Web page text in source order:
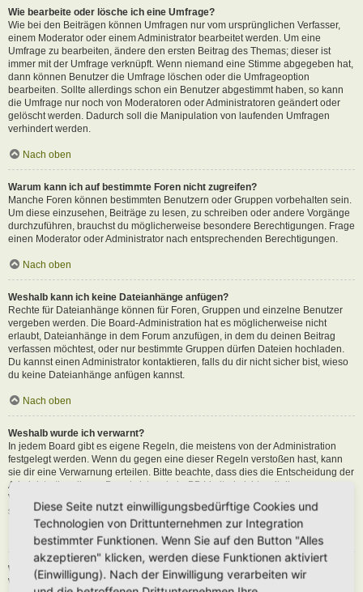
Wie bearbeite oder lösche ich eine Umfrage?
Wie bei den Beiträgen können Umfragen nur vom ursprünglichen Verfasser,
einem Moderator oder einem Administrator bearbeitet werden. Um eine
Umfrage zu bearbeiten, ändere den ersten Beitrag des Themas; dieser ist
immer mit der Umfrage verknüpft. Wenn niemand eine Stimme abgegeben hat,
dann können Benutzer die Umfrage löschen oder die Umfrageoption
bearbeiten. Sollte allerdings schon ein Benutzer abgestimmt haben, so kann
die Umfrage nur noch von Moderatoren oder Administratoren geändert oder
gelöscht werden. Dadurch soll die Manipulation von laufenden Umfragen
verhindert werden.
Nach oben
Warum kann ich auf bestimmte Foren nicht zugreifen?
Manche Foren können bestimmten Benutzern oder Gruppen vorbehalten sein.
Um diese einzusehen, Beiträge zu lesen, zu schreiben oder andere Vorgänge
durchzuführen, brauchst du möglicherweise besondere Berechtigungen. Frage
einen Moderator oder Administrator nach entsprechenden Berechtigungen.
Nach oben
Weshalb kann ich keine Dateianhänge anfügen?
Rechte für Dateianhänge können für Foren, Gruppen und einzelne Benutzer
vergeben werden. Die Board-Administration hat es möglicherweise nicht
erlaubt, Dateianhänge in dem Forum anzufügen, in dem du deinen Beitrag
verfassen möchtest, oder nur bestimmte Gruppen dürfen Dateien hochladen.
Du kannst einen Administrator kontaktieren, falls du dir nicht sicher bist, wieso
du keine Dateianhänge anfügen kannst.
Nach oben
Weshalb wurde ich verwarnt?
In jedem Board gibt es eigene Regeln, die meistens von der Administration
festgelegt werden. Wenn du gegen eine dieser Regeln verstoßen hast, kann
sie dir eine Verwarnung erteilen. Bitte beachte, dass dies die Entscheidung der
Administration dieses Boards ist und phpBB Limited nichts mit dieser
Verwarnung zu tun hat. Kontaktiere einen Administrator, sofern du die nicht
sicher bist, wieso du verwarnt wurdest.
Nach oben
Wie kann ich Beiträge den Moderatoren melden?
Wenn ein Administrator die entsprechenden Berechtigungen vergeben hat,
Diese Seite nutzt einwilligungsbedürftige Cookies und
Technologien von Drittunternehmen zur Integration
bestimmter Funktionen. Wenn Sie auf den Button "Alles
akzeptieren" klicken, werden diese Funktionen aktiviert
(Einwilligung). Nach der Einwilligung verarbeiten wir